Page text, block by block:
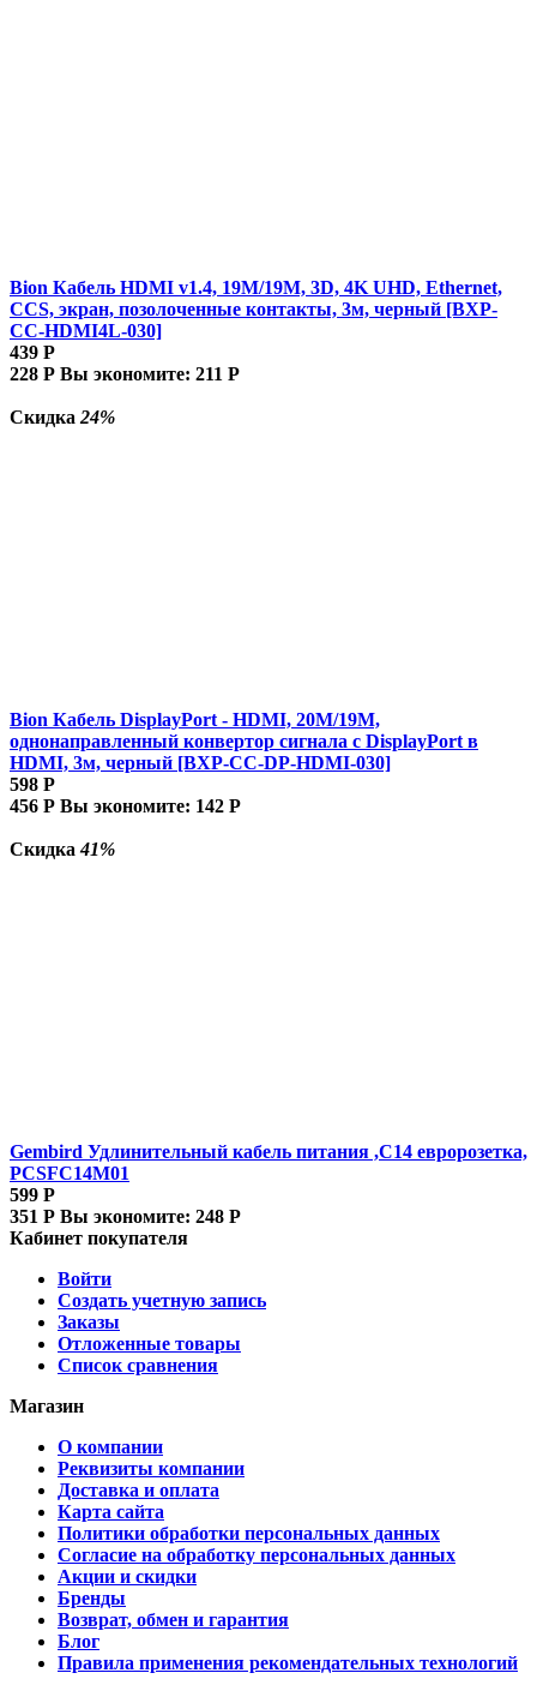
Bion Кабель HDMI v1.4, 19M/19M, 3D, 4K UHD, Ethernet,
CCS, экран, позолоченные контакты, 3м, черный [BXP-
CC-HDMI4L-030]
439 Р
228 Р Вы экономите: 211 Р
Скидка 24%
Bion Кабель DisplayPort - HDMI, 20M/19M,
однонаправленный конвертор сигнала с DisplayPort в
HDMI, 3м, черный [BXP-CC-DP-HDMI-030]
598 Р
456 Р Вы экономите: 142 Р
Скидка41%
Gembird Удлинительный кабель питания ,C14 евророзетка,
PCSFC14M01
599 Р
351 Р Вы экономите: 248 Р
Кабинет покупателя
Войти
Создать учетную запись
Заказы
Отложенные товары
Список сравнения
Магазин
О компании
Реквизиты компании
Доставка и оплата
Карта сайта
Политики обработки персональных данных
Согласие на обработку персональных данных
Акции и скидки
Бренды
Возврат, обмен и гарантия
Блог
Правила применения рекомендательных технологий